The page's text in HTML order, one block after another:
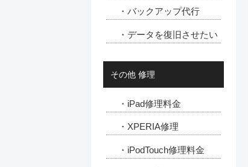
・バックアップ代行
・データを復旧させたい
その他 修理
・iPad修理料金
・XPERIA修理
・iPodTouch修理料金